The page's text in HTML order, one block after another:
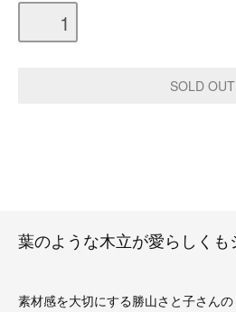
葉のような木立が愛らしくも
素材感を大切にする勝山さと子さんの